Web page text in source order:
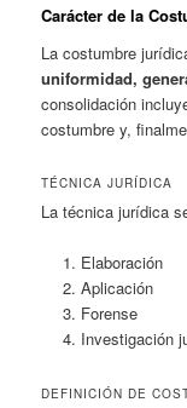
Carácter de la
La costumbre
uniformidad,
consolidación
costumbre y,
TÉCNICA JURÍDICA
La técnica jurídica
Elaboración
Aplicación
Forense
Investigación
DEFINICIÓN DE